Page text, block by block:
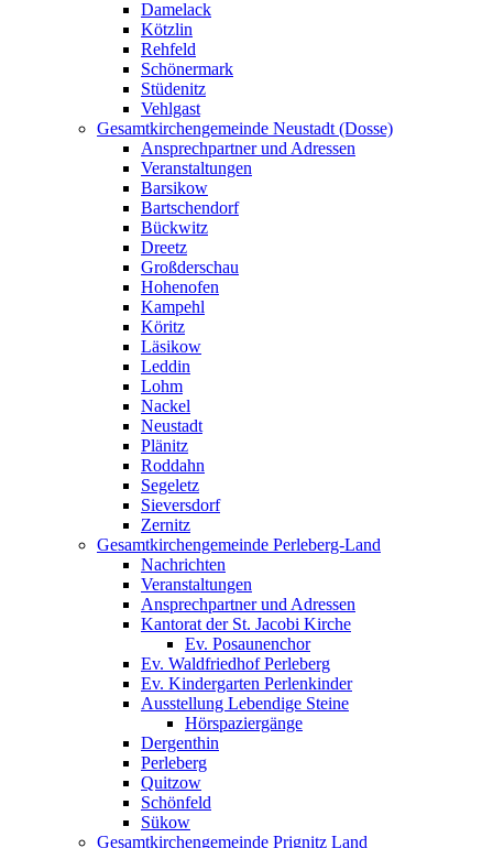
Damelack
Kötzlin
Rehfeld
Schönermark
Stüdenitz
Vehlgast
Gesamtkirchengemeinde Neustadt (Dosse)
Ansprechpartner und Adressen
Veranstaltungen
Barsikow
Bartschendorf
Bückwitz
Dreetz
Großderschau
Hohenofen
Kampehl
Köritz
Läsikow
Leddin
Lohm
Nackel
Neustadt
Plänitz
Roddahn
Segeletz
Sieversdorf
Zernitz
Gesamtkirchengemeinde Perleberg-Land
Nachrichten
Veranstaltungen
Ansprechpartner und Adressen
Kantorat der St. Jacobi Kirche
Ev. Posaunenchor
Ev. Waldfriedhof Perleberg
Ev. Kindergarten Perlenkinder
Ausstellung Lebendige Steine
Hörspaziergänge
Dergenthin
Perleberg
Quitzow
Schönfeld
Sükow
Gesamtkirchengemeinde Prignitz Land